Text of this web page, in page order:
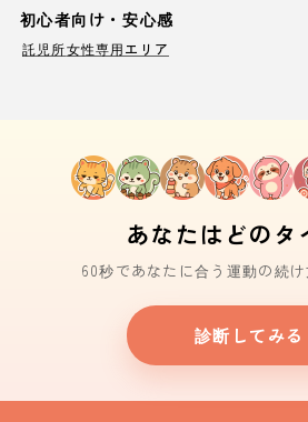
初心者向け・安心感
託児所女性専用エリア
あなたはどのタ
60秒であなたに合う運動の続
診断してみる